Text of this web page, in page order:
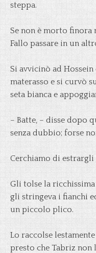
steppa.
Se non è morto finora
Fallo passare in un
Si avvicinò ad
materasso e si curvò
seta bianca e
– Batte, – disse dopo
senza dubbio; forse
Cerchiamo di
Gli tolse la
gli stringeva i fianchi
un piccolo plico.
Lo raccolse
presto che Tabriz non